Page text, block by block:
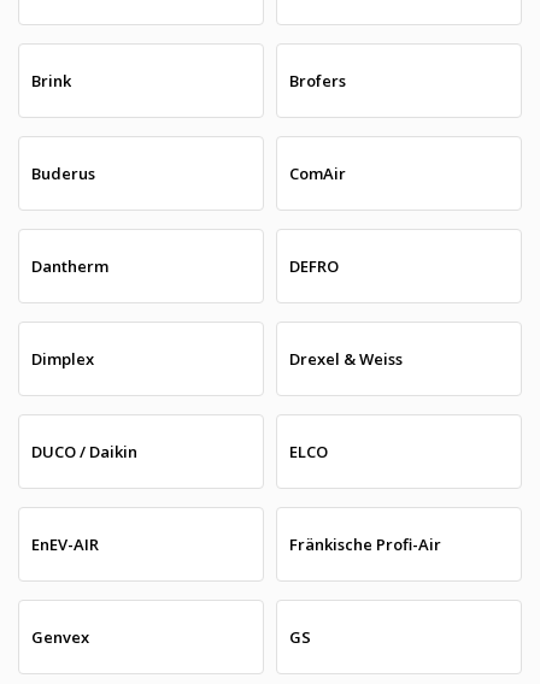
Brink Brofers
Buderus ComAir
Dantherm DEFRO
Dimplex Drexel & Weiss
DUCO / Daikin ELCO
EnEV-AIR Fränkische Profi-Air
Genvex GS